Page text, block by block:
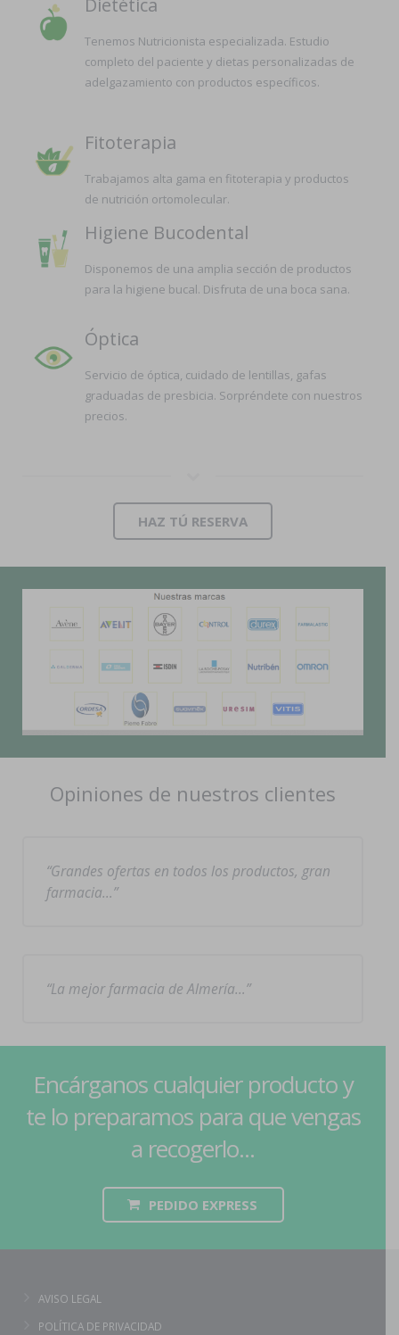
Tenemos Nutricionista especializada. Estudio
completo del paciente y dietas personalizadas de
adelgazamiento con productos específicos.
Fitoterapia
Trabajamos alta gama en fitoterapia y productos
de nutrición ortomolecular.
Higiene Bucodental
Disponemos de una amplia sección de productos
para la higiene bucal. Disfruta de una boca sana.
Óptica
Servicio de óptica, cuidado de lentillas, gafas
graduadas de presbicia. Sorpréndete con nuestros
precios.
HAZ TÚ RESERVA
Opiniones de nuestros clientes
Grandes ofertas en todos los productos, gran
farmacia…
La mejor farmacia de Almería…
Encárganos cualquier producto y
te lo preparamos para que vengas
a recogerlo...
PEDIDO EXPRESS
AVISO LEGAL
POLÍTICA DE PRIVACIDAD